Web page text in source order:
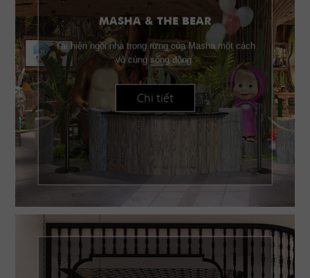
MASHA & THE BEAR
Tái hiện ngôi nhà trong rừng của Masha một cách
vô cùng sống động.
Chi tiết